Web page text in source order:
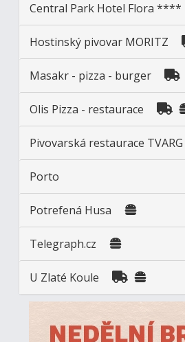
Central Park Hotel Flora ****
Hostinský pivovar MORITZ
Masakr - pizza - burger
Olis Pizza - restaurace
Pivovarská restaurace TVARG
Porto
Potrefená Husa
Telegraph.cz
U Zlaté Koule